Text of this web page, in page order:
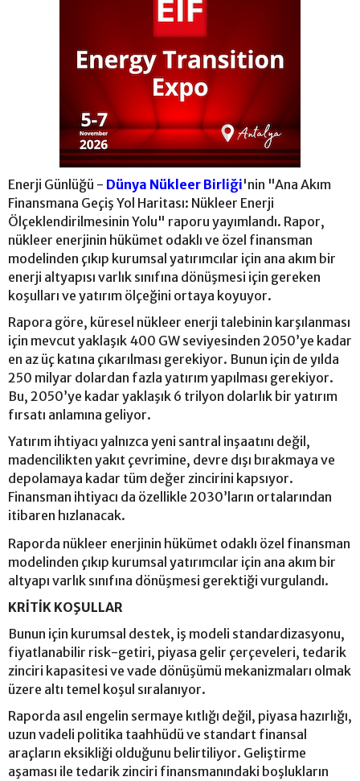
Enerji Günlüğü - Dünya Nükleer Birliği'nin "Ana Akım
Finansmana Geçiş Yol Haritası: Nükleer Enerji
Ölçeklendirilmesinin Yolu" raporu yayımlandı. Rapor,
nükleer enerjinin hükümet odaklı ve özel finansman
modelinden çıkıp kurumsal yatırımcılar için ana akım bir
enerji altyapısı varlık sınıfına dönüşmesi için gereken
koşulları ve yatırım ölçeğini ortaya koyuyor.
Rapora göre, küresel nükleer enerji talebinin karşılanması
için mevcut yaklaşık 400 GW seviyesinden 2050’ye kadar
en az üç katına çıkarılması gerekiyor. Bunun için de yılda
250 milyar dolardan fazla yatırım yapılması gerekiyor.
Bu, 2050’ye kadar yaklaşık 6 trilyon dolarlık bir yatırım
fırsatı anlamına geliyor.
Yatırım ihtiyacı yalnızca yeni santral inşaatını değil,
madencilikten yakıt çevrimine, devre dışı bırakmaya ve
depolamaya kadar tüm değer zincirini kapsıyor.
Finansman ihtiyacı da özellikle 2030’ların ortalarından
itibaren hızlanacak.
Raporda nükleer enerjinin hükümet odaklı özel finansman
modelinden çıkıp kurumsal yatırımcılar için ana akım bir
altyapı varlık sınıfına dönüşmesi gerektiği vurgulandı.
KRİTİK KOŞULLAR
Bunun için kurumsal destek, iş modeli standardizasyonu,
fiyatlanabilir risk-getiri, piyasa gelir çerçeveleri, tedarik
zinciri kapasitesi ve vade dönüşümü mekanizmaları olmak
üzere altı temel koşul sıralanıyor.
Raporda asıl engelin sermaye kıtlığı değil, piyasa hazırlığı,
uzun vadeli politika taahhüdü ve standart finansal
araçların eksikliği olduğunu belirtiliyor. Geliştirme
aşaması ile tedarik zinciri finansmanındaki boşlukların